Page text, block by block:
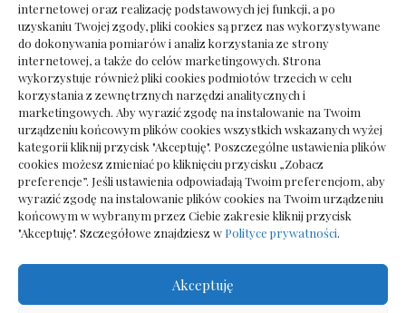
internetowej oraz realizację podstawowych jej funkcji, a po
uzyskaniu Twojej zgody, pliki cookies są przez nas wykorzystywane
do dokonywania pomiarów i analiz korzystania ze strony
internetowej, a także do celów marketingowych. Strona
wykorzystuje również pliki cookies podmiotów trzecich w celu
korzystania z zewnętrznych narzędzi analitycznych i
marketingowych. Aby wyrazić zgodę na instalowanie na Twoim
urządzeniu końcowym plików cookies wszystkich wskazanych wyżej
kategorii kliknij przycisk "Akceptuję". Poszczególne ustawienia plików
cookies możesz zmieniać po kliknięciu przycisku „Zobacz
preferencje”. Jeśli ustawienia odpowiadają Twoim preferencjom, aby
wyrazić zgodę na instalowanie plików cookies na Twoim urządzeniu
końcowym w wybranym przez Ciebie zakresie kliknij przycisk
"Akceptuję". Szczegółowe znajdziesz w Polityce prywatności.
Akceptuję
Deska podłogowa do salonu: jak wybrać bez
pośpiechu